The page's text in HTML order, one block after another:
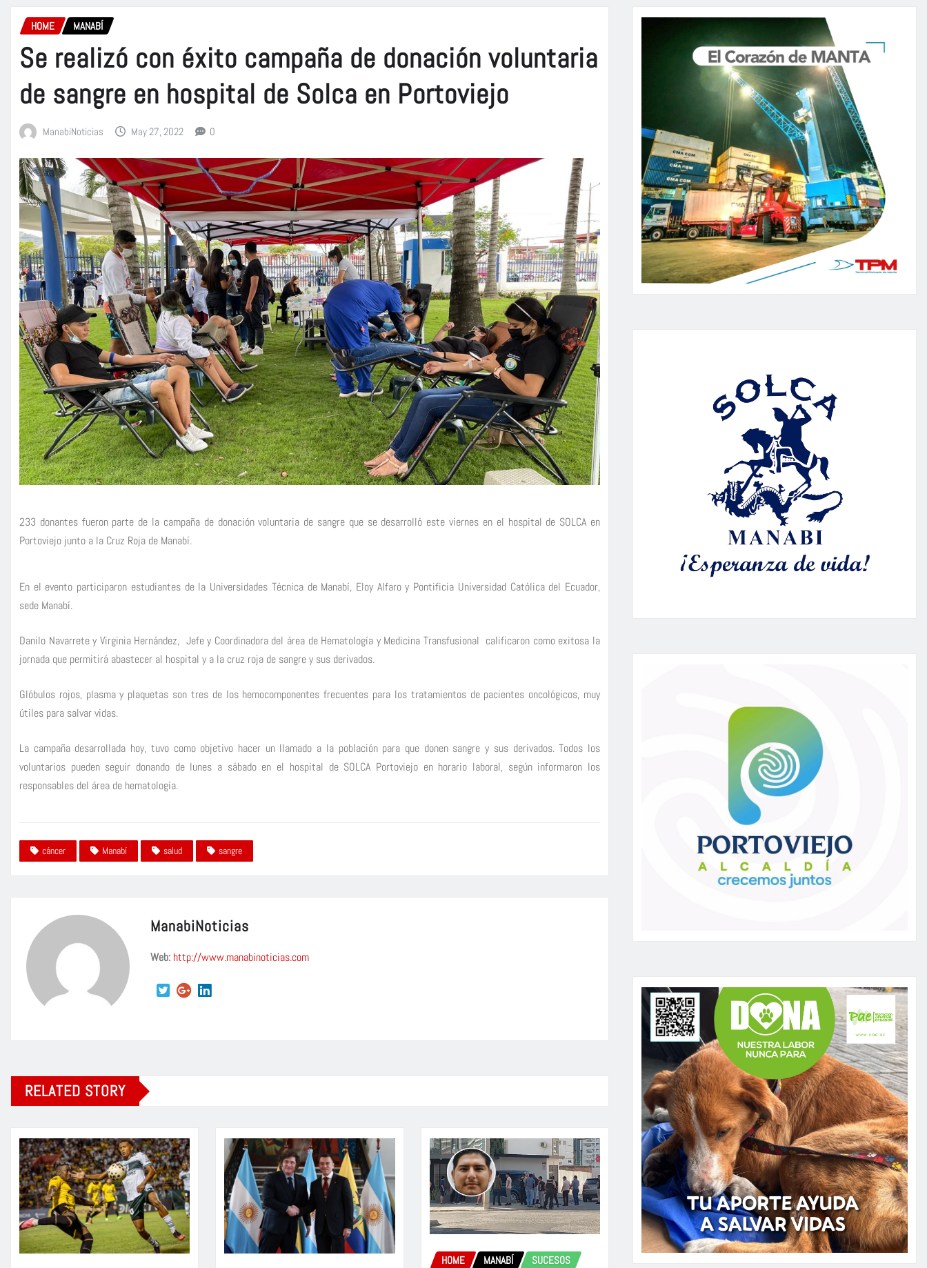
HOME MANABÍ
Se realizó con éxito campaña de donación voluntaria
de sangre en hospital de Solca en Portoviejo
ManabiNoticias May 27, 2022 0
233 donantes fueron parte de la campaña de donación voluntaria de sangre que se desarrolló este viernes en el hospital de SOLCA en
Portoviejo junto a la Cruz Roja de Manabí.
En el evento participaron estudiantes de la Universidades Técnica de Manabí, Eloy Alfaro y Pontificia Universidad Católica del Ecuador,
sede Manabí.
Danilo Navarrete y Virginia Hernández, Jefe y Coordinadora del área de Hematología y Medicina Transfusional calificaron como exitosa la
jornada que permitirá abastecer al hospital y a la cruz roja de sangre y sus derivados.
Glóbulos rojos, plasma y plaquetas son tres de los hemocomponentes frecuentes para los tratamientos de pacientes oncológicos, muy
útiles para salvar vidas.
La campaña desarrollada hoy, tuvo como objetivo hacer un llamado a la población para que donen sangre y sus derivados. Todos los
voluntarios pueden seguir donando de lunes a sábado en el hospital de SOLCA Portoviejo en horario laboral, según informaron los
responsables del área de hematología.
cáncer Manabí salud sangre
ManabiNoticias
Web: http://www.manabinoticias.com
RELATED STORY
HOME MANABÍ SUCESOS